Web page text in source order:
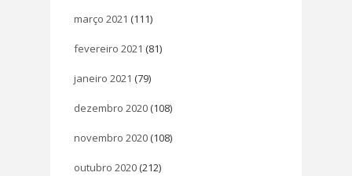
março 2021 (111)
fevereiro 2021 (81)
janeiro 2021 (79)
dezembro 2020 (108)
novembro 2020 (108)
outubro 2020 (212)